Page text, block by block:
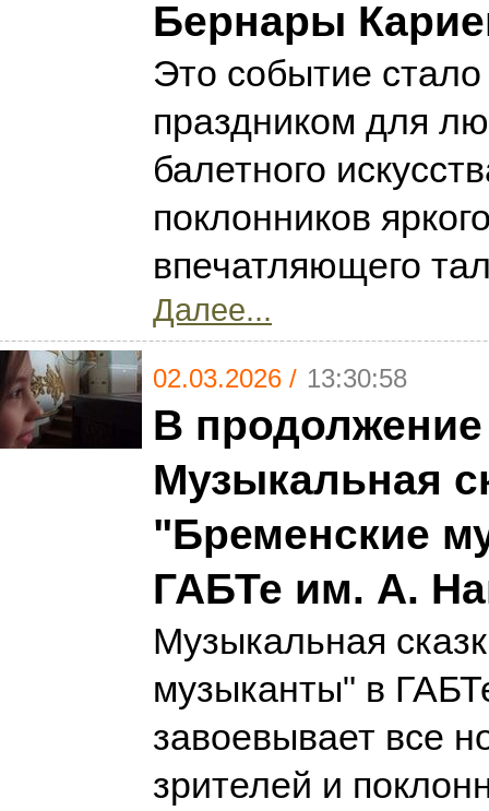
Бернары
Это событие
праздником для
балетного
поклонников
впечатляющего
Далее...
02.03.2026 / 13:30:58
В
Музыкальная
"Бременские
ГАБТе им. А.
Музыкальная
музыканты" в
завоевывает все
зрителей и